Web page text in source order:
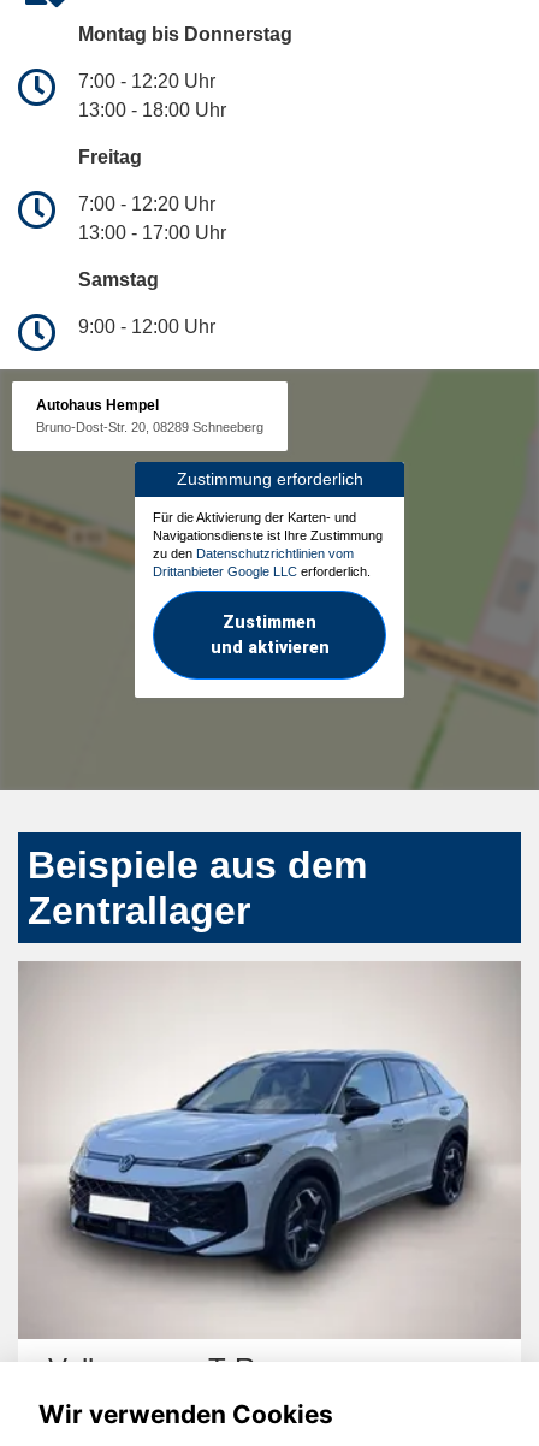
Montag bis Donnerstag
7:00 - 12:20 Uhr
13:00 - 18:00 Uhr
Freitag
7:00 - 12:20 Uhr
13:00 - 17:00 Uhr
Samstag
9:00 - 12:00 Uhr
Autohaus Hempel
Bruno-Dost-Str. 20, 08289 Schneeberg
Zustimmung erforderlich
Für die Aktivierung der Karten- und
Navigationsdienste ist Ihre Zustimmung
zu den Datenschutzrichtlinien vom
Drittanbieter Google LLC erforderlich.
Zustimmen
und aktivieren
Beispiele aus dem
Zentrallager
Volkswagen T-Roc
Wir verwenden Cookies